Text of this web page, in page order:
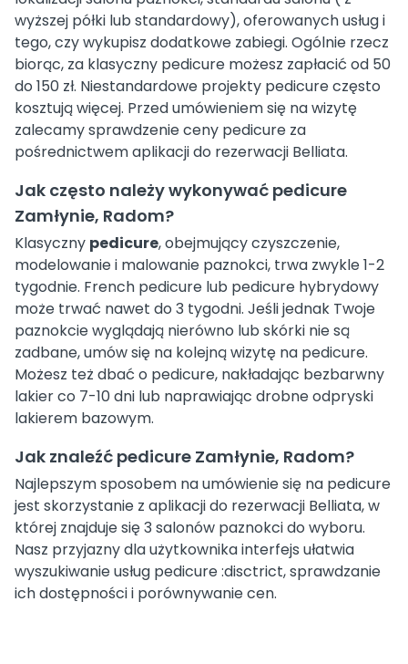
wyższej półki lub standardowy), oferowanych usług i
tego, czy wykupisz dodatkowe zabiegi. Ogólnie rzecz
biorąc, za klasyczny pedicure możesz zapłacić od 50
do 150 zł. Niestandardowe projekty pedicure często
kosztują więcej. Przed umówieniem się na wizytę
zalecamy sprawdzenie ceny pedicure za
pośrednictwem aplikacji do rezerwacji Belliata.
Jak często należy wykonywać pedicure
Zamłynie, Radom?
Klasyczny pedicure, obejmujący czyszczenie,
modelowanie i malowanie paznokci, trwa zwykle 1-2
tygodnie. French pedicure lub pedicure hybrydowy
może trwać nawet do 3 tygodni. Jeśli jednak Twoje
paznokcie wyglądają nierówno lub skórki nie są
zadbane, umów się na kolejną wizytę na pedicure.
Możesz też dbać o pedicure, nakładając bezbarwny
lakier co 7-10 dni lub naprawiając drobne odpryski
lakierem bazowym.
Jak znaleźć pedicure Zamłynie, Radom?
Najlepszym sposobem na umówienie się na pedicure
jest skorzystanie z aplikacji do rezerwacji Belliata, w
której znajduje się 3 salonów paznokci do wyboru.
Nasz przyjazny dla użytkownika interfejs ułatwia
wyszukiwanie usług pedicure :disctrict, sprawdzanie
ich dostępności i porównywanie cen.